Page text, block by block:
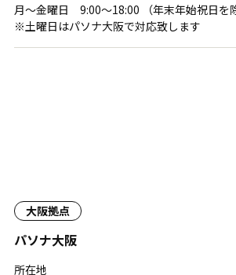
月〜金曜日 9:00〜18:00 （年末年始祝日を除
※土曜日はパソナ大阪で対応致します
大阪拠点
パソナ大阪
所在地